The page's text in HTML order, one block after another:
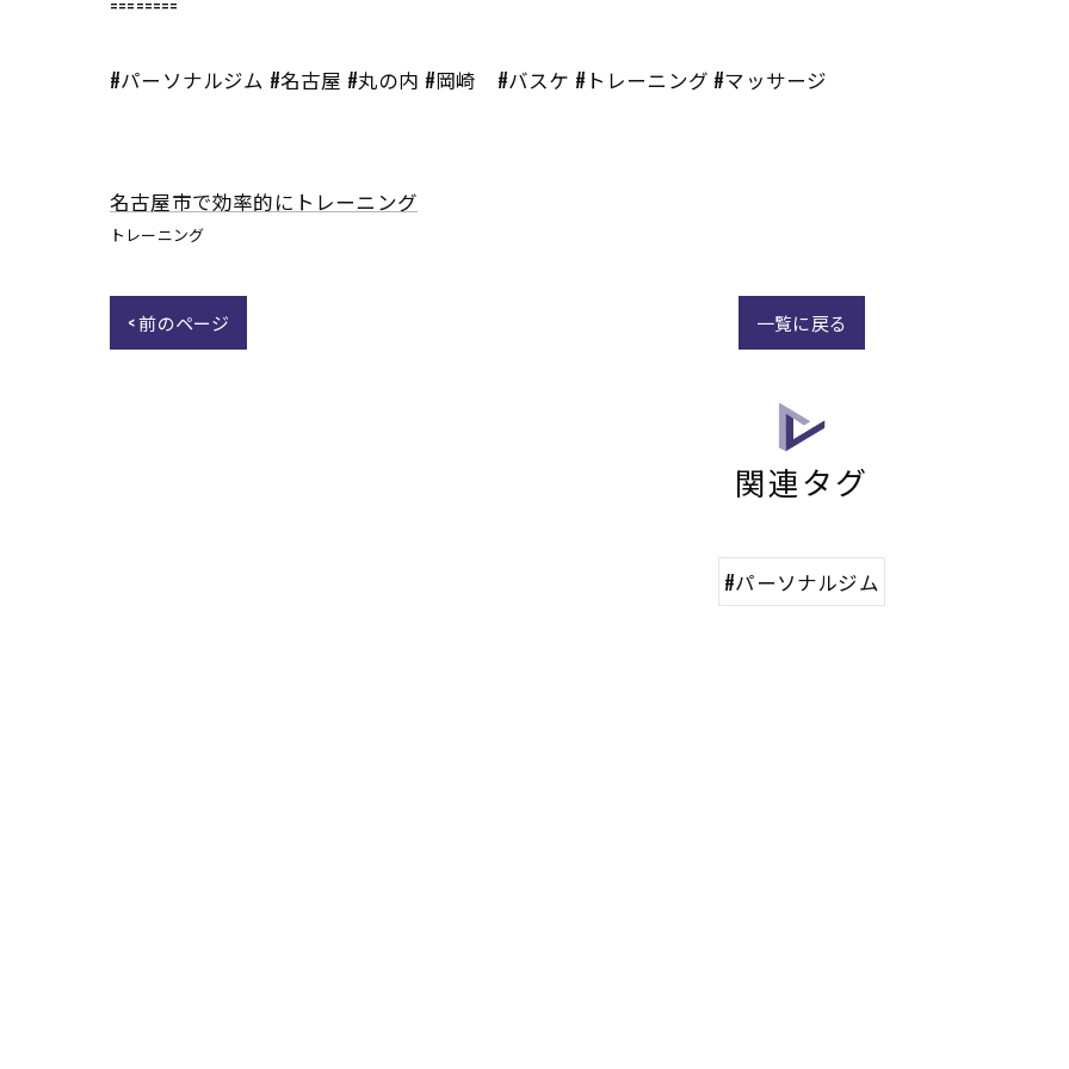
#パーソナルジム #名古屋 #丸の内 #岡崎 #バスケ #トレーニング #マッサージ
名古屋市で効率的にトレーニング
トレーニング
< 前のページ 一覧に戻る
関連タグ
#パーソナルジム